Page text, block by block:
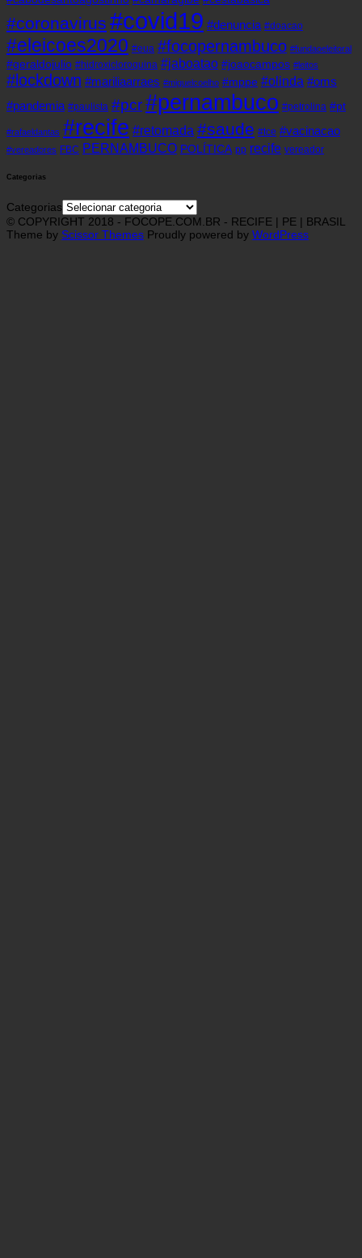
#coronavirus #covid19 #denuncia #doacao
#eleicoes2020 #eua #focopernambuco #fundaoeleitoral
#geraldojulio #hidroxicloroquina #jaboatao #joaocampos #leitos
#lockdown #mariliaarraes #miguelcoelho #mppe #olinda #oms
#pandemia #paulista #pcr#pernambuco #petrolina #pt
#rafaeldantas #recife #retomada #saude #tce #vacinacao
#vereadores FBC PERNAMBUCO POLÍTICA pp recife vereador
Categorias
Categorias
© COPYRIGHT 2018 - FOCOPE.COM.BR - RECIFE | PE | BRASIL
Theme by Scissor Themes Proudly powered by WordPress